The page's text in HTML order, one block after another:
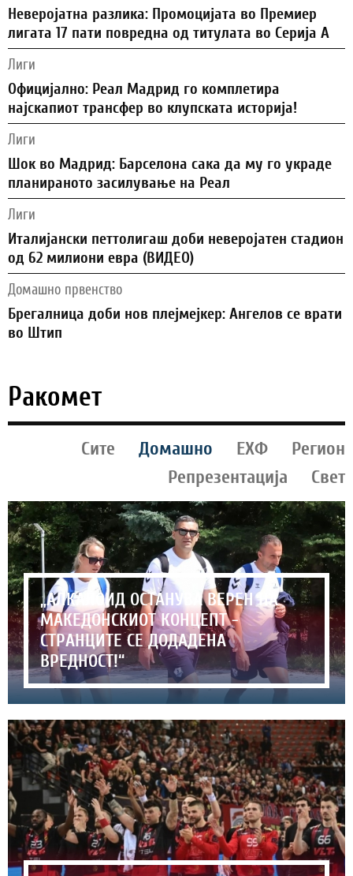
Неверојатна разлика: Промоцијата во Премиер
лигата 17 пати повредна од титулата во Серија А
Лиги
Официјално: Реал Мадрид го комплетира
најскапиот трансфер во клупската историја!
Лиги
Шок во Мадрид: Барселона сака да му го украде
планираното засилување на Реал
Лиги
Италијански петтолигаш доби неверојатен стадион
од 62 милиони евра (ВИДЕО)
Домашно првенство
Брегалница доби нов плејмејкер: Ангелов се врати
во Штип
Ракомет
Сите Домашно ЕХФ
Регион
Репрезентација
Свет
„АЛКАЛОИД ОСТАНУВА ВЕРЕН НА
МАКЕДОНСКИОТ КОНЦЕПТ -
СТРАНЦИТЕ СЕ ДОДАДЕНА
ВРЕДНОСТ!“